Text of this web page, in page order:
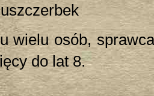
wielu osób,
do lat 8.